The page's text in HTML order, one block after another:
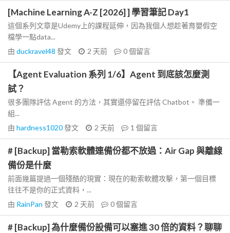
[Machine Learning A-Z [2026] ] 學習筆記 Day1
這個系列文章是Udemy上的課程延伸，因為我個人想趁著育嬰假空
檔學一點data...
由 duckravel48 發文 2 天前 0個留言
【Agent Evaluation 系列 1/6】Agent 到底該怎麼測
試？
很多團隊評估 Agent 的方法，其實還停留在評估 Chatbot。 準備一
組...
由 hardness1020發文 2 天前 1 個留言
# [Backup] 當勒索軟體連備份都不放過：Air Gap 與離線
備份是什麼
前面幾篇提過一個殘酷的現實：現在的勒索軟體攻擊，第一個目標
往往不是你的正式資料，...
由 RainPan 發文 2 天前 0個留言
# [Backup] 為什麼備份設備可以塞進 30 倍的資料？聊聊